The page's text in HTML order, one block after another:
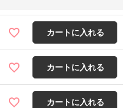
カートに入れる
カートに入れる
カートに入れる